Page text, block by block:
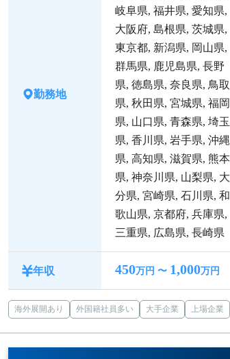
勤務地
岐阜県, 福井県, 愛知県,
大阪府, 島根県, 茨城県,
東京都, 新潟県, 岡山県,
群馬県, 鹿児島県, 長野
県, 徳島県, 奈良県, 鳥取
県, 秋田県, 宮城県, 福岡
県, 山口県, 青森県, 埼玉
県, 香川県, 岩手県, 沖縄
県, 高知県, 滋賀県, 熊本
県, 神奈川県, 山梨県, 大
分県, 宮崎県, 石川県, 和
歌山県, 京都府, 兵庫県,
三重県, 広島県, 長崎県
年収 450万円 〜 1,000万円
海外展開あり 外国籍社員多い 大手企業 上場企業